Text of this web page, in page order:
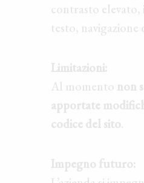
contrasto
testo, navigazione
Limitazioni:
Al momento non
apportate
codice del sito.
Impegno futuro: